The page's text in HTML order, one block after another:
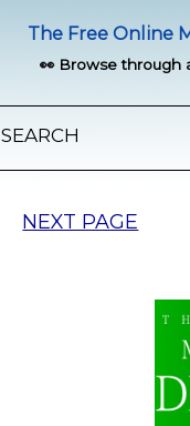
The Free Online
👀 Browse through
SEARCH
NEXT PAGE